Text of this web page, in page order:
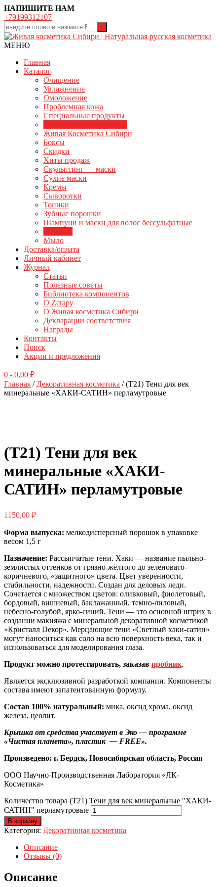
НАПИШИТЕ НАМ
+79199312107
МЕНЮ
Главная
Каталог
Очищение
Увлажнение
Омоложение
Проблемная кожа
Специальные продукты
Живая Косметика Сибири
Боксы
Скидки
Хиты продаж
Скульптинг — маски
Сухие маски
Кремы
Сыворотки
Тоники
Зубные порошки
Шампуни и маски для волос бессульфатные
Мыло
Доставка/оплата
Личный кабинет
Журнал
Статьи
Полезные советы
Библиотека компонентов
О Zerapy
О Живая косметика Сибири
Декларации соответствия
Награды
Контакты
Поиск
Акции и предложения
0 - 0,00 ₽
Главная / Декоративная косметика / (Т21) Тени для век
минеральные «ХАКИ-САТИН» перламутровые
(Т21) Тени для век
минеральные «ХАКИ-
САТИН» перламутровые
1150,00 ₽
Форма выпуска: мелкодисперсный порошок в упаковке
весом 1,5 г
Назначение: Рассыпчатые тени. Хаки — название пыльно-
землистых оттенков от грязно-жёлтого до зеленовато-
коричневого, «защитного» цвета. Цвет уверенности,
стабильности, надежности. Создан для деловых леди.
Сочетается с множеством цветов: оливковый, фиолетовый,
бордовый, вишневый, баклажанный, темно-лиловый,
небесно-голубой, ярко-синий. Тени — это основной штрих в
создании макияжа с минеральной декоративной косметикой
«Кристалл Dекор». Мерцающие тени «Светлый хаки-сатин»
могут наноситься как соло на всю поверхность века, так и
использоваться для моделирования глаза.
Продукт можно протестировать, заказав пробник.
Является эксклюзивной разработкой компании. Компоненты
состава имеют запатентованную формулу.
Состав 100% натуральный: мика, оксид хрома, оксид
железа, цеолит.
Крышка от средства участвует в Эко — программе
«Чистая планета», пластик — FREE».
Произведено: г. Бердск, Новосибирская область, Россия
ООО Научно-Производственная Лаборатория «ЛК-
Косметика»
Количество товара (Т21) Тени для век минеральные "ХАКИ-
САТИН" перламутровые
В корзину
Категория: Декоративная косметика
Описание
Отзывы (0)
Описание